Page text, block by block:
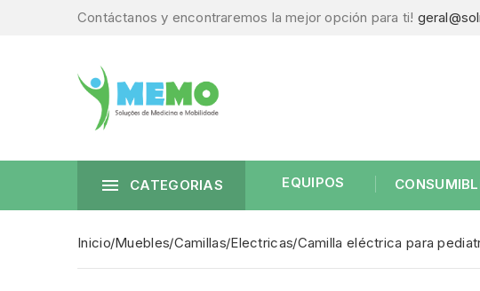
Contáctanos y encontraremos la mejor opción para ti!
 CATEGORIAS EQUIPOS
Inicio Muebles Camillas Electricas Camilla eléctrica para